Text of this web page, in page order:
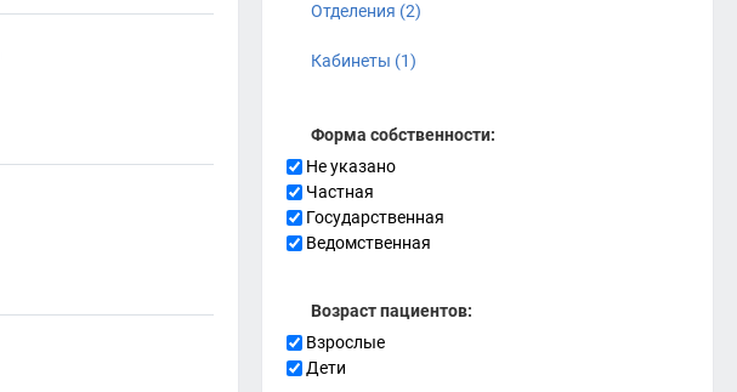
Отделения (2)
Кабинеты (1)
Форма собственности:
Не указано
Частная
Государственная
Ведомственная
Возраст пациентов:
Взрослые
Дети